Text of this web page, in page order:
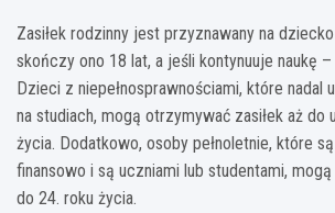
Zasiłek rodzinny jest przyznawany na
skończy ono 18 lat, a jeśli kontynuuje naukę
Dzieci z niepełnosprawnościami, które nadal
na studiach, mogą otrzymywać zasiłek aż do
życia. Dodatkowo, osoby pełnoletnie, które
finansowo i są uczniami lub studentami,
do 24. roku życia.